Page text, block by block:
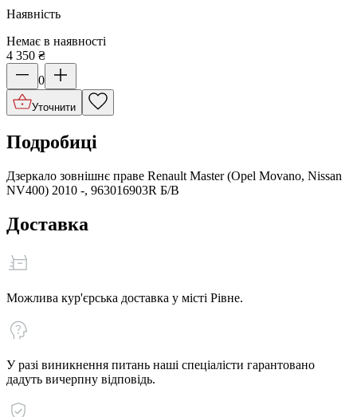
Наявність
Немає в наявності
4 350 ₴
0
Уточнити
Подробиці
Дзеркало зовнішнє праве Renault Master (Opel Movano, Nissan
NV400) 2010 -, 963016903R Б/В
Доставка
Можлива кур'єрська доставка у місті Рівне.
У разі виникнення питань наші спеціалісти гарантовано
дадуть вичерпну відповідь.